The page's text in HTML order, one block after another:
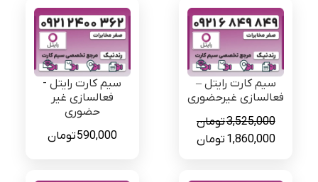
سیم کارت رایتل –
فعالسازی غیرحضوری
3,525,000تومان
قیمت
1,860,000 تومانقیمت
سیم کارت رایتل -
فعالسازی غیر
حضوری
590,000تومان